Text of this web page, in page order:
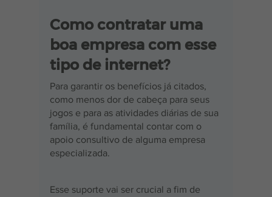
Como contratar uma
boa empresa com esse
tipo de internet?
Para garantir os benefícios já citados,
como menos dor de cabeça para seus
jogos e para as atividades diárias de sua
família, é fundamental contar com o
apoio consultivo de alguma empresa
especializada.
Esse suporte vai ser crucial a fim de